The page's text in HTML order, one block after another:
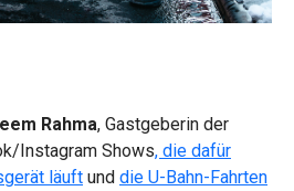
Rahma, Gastgeberin der
Instagram Shows, die dafür
läuft und die U-Bahn-Fahrten